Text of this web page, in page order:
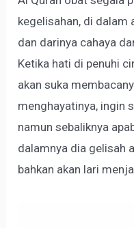
kegelisahan, di dalam
dan darinya cahaya
Ketika hati di penuhi
akan suka
menghayatinya, ingin
namun sebaliknya
dalamnya dia gelisah
bahkan akan lari